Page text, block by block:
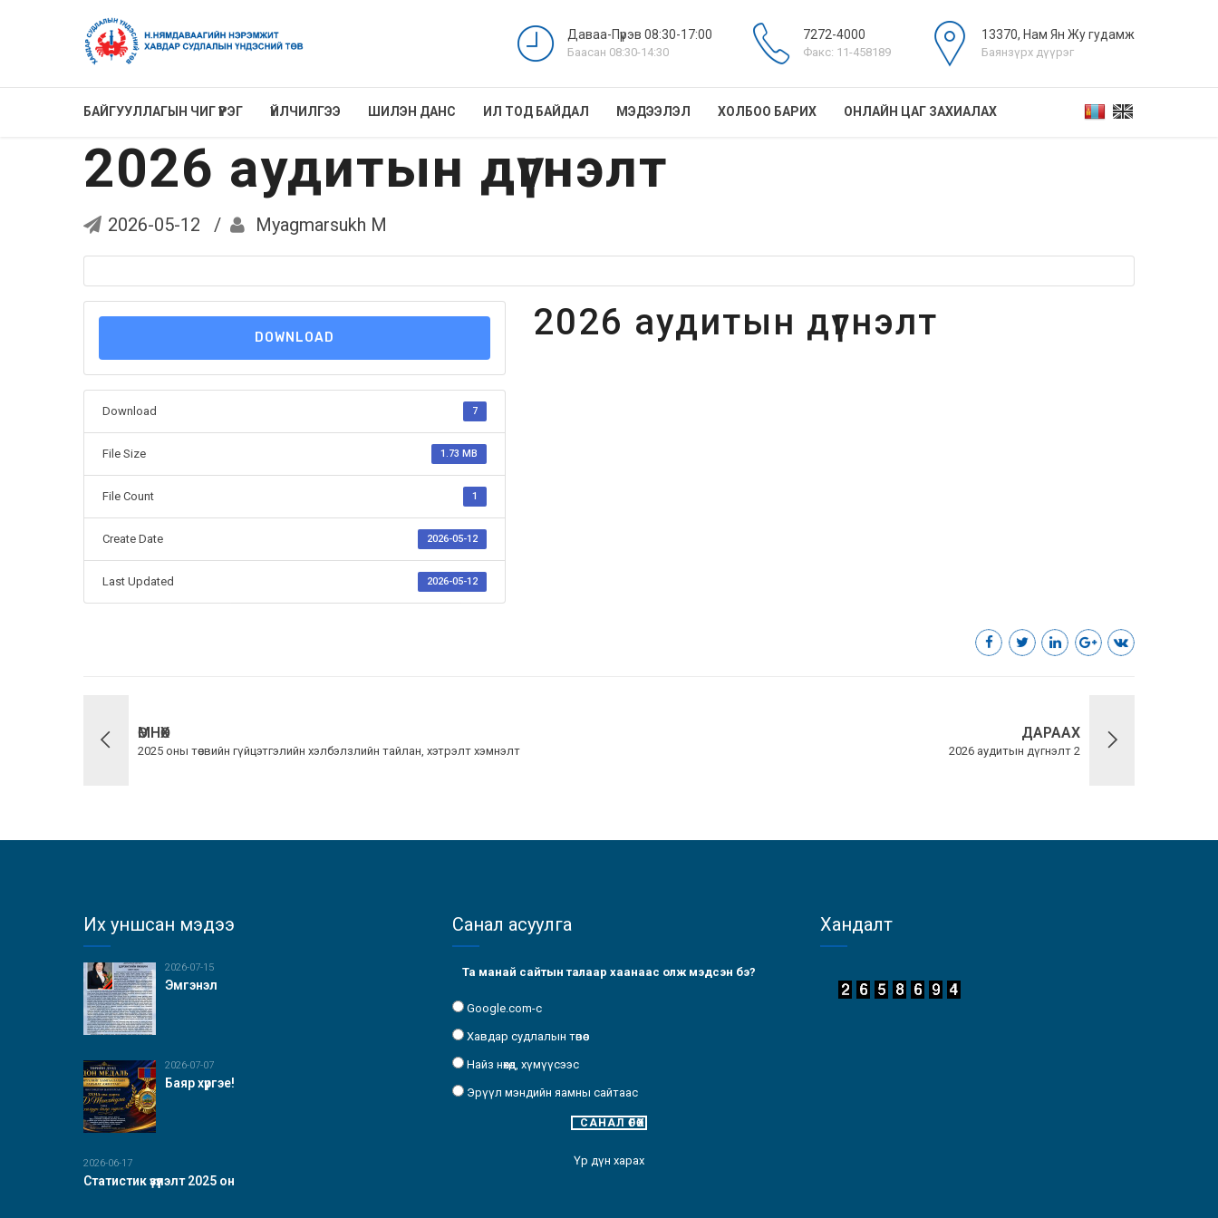
Даваа-Пүрэв 08:30-17:00
Баасан 08:30-14:30
7272-4000
Факс: 11-458189
13370, Нам Ян Жу гудамж
Баянзүрх дүүрэг
БАЙГУУЛЛАГЫН ЧИГ ҮҮРЭГ ҮЙЛЧИЛГЭЭ ШИЛЭН ДАНС ИЛ ТОД БАЙДАЛ МЭДЭЭЛЭЛ ХОЛБОО БАРИХ ОНЛАЙН ЦАГ ЗАХИАЛАХ
2026 аудитын дүгнэлт
2026-05-12 Myagmarsukh M
DOWNLOAD
Download 7
File Size 1.73 MB
File Count 1
Create Date 2026-05-12
Last Updated 2026-05-12
2026 аудитын дүгнэлт
ӨМНӨХ
2025 оны төсвийн гүйцэтгэлийн хэлбэлзлийн тайлан, хэтрэлт хэмнэлт
ДАРААХ
2026 аудитын дүгнэлт 2
Их уншсан мэдээ
2026-07-15
Эмгэнэл
2026-07-07
Баяр хүргэе!
2026-06-17
Статистик үзүүлэлт 2025 он
Санал асуулга
Та манай сайтын талаар хаанаас олж мэдсэн бэ?
Google.com-с
Хавдар судлалын төвөөс
Найз нөхөд, хүмүүсээс
Эрүүл мэндийн яамны сайтаас
Үр дүн харах
Хандалт